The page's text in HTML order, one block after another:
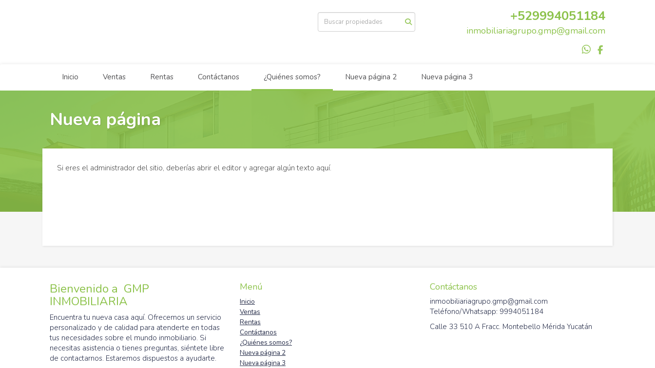
+529994051184
inmobiliariagrupo.gmp@gmail.com
Inicio Ventas Rentas Contáctanos ¿Quiénes somos? Nueva página 2 Nueva página 3
Nueva página
Si eres el administrador del sitio, deberías abrir el editor y agregar algún texto aquí.
Bienvenido a GMP
INMOBILIARIA
Encuentra tu nueva casa aquí. Ofrecemos un servicio
personalizado y de calidad para atenderte en todas
tus necesidades sobre el mundo inmobiliario. Si
necesitas asistencia o tienes preguntas, siéntete libre
de contactarnos. Estaremos dispuestos a ayudarte.
Menú
Inicio
Ventas
Rentas
Contáctanos
¿Quiénes somos?
Nueva página 2
Nueva página 3
Contáctanos
inmoobiliariagrupo.gmp@gmail.com
Teléfono/Whatsapp: 9994051184
Calle 33 510 A Fracc. Montebello Mérida Yucatán